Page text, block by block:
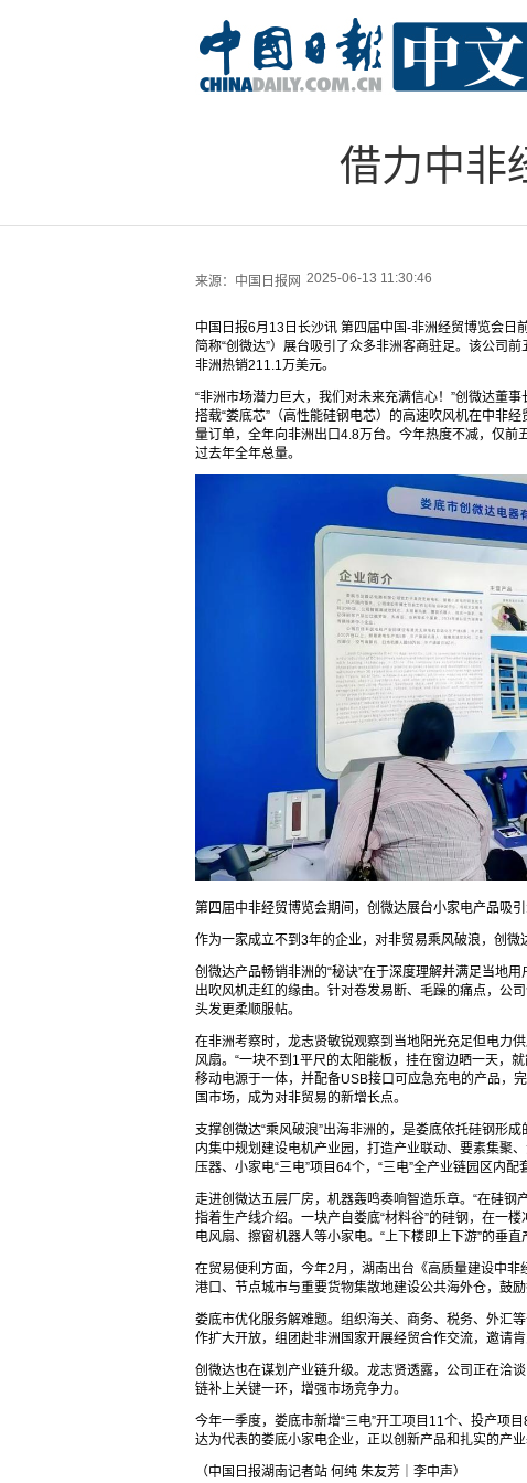
借力中非
来源： 中国日报网 2025-06-13 11:30:46
中国日报6月13日长沙讯 第四届中国-非洲经贸博览会日
简称“创微达”）展台吸引了众多非洲客商驻足。该公司
非洲热销211.1万美元。
“非洲市场潜力巨大，我们对未来充满信心！”创微达董
搭载“娄底芯”（高性能硅钢电芯）的高速吹风机在中非
量订单，全年向非洲出口4.8万台。今年热度不减，仅
过去年全年总量。
第四届中非经贸博览会期间，创微达展台小家电产品吸
作为一家成立不到3年的企业，对非贸易乘风破浪，创微
创微达产品畅销非洲的“秘诀”在于深度理解并满足当地
出吹风机走红的缘由。针对卷发易断、毛躁的痛点，公
头发更柔顺服帖。
在非洲考察时，龙志贤敏锐观察到当地阳光充足但电
风扇。“一块不到1平尺的太阳能板，挂在窗边晒一天，
移动电源于一体，并配备USB接口可应急充电的产品，
国市场，成为对非贸易的新增长点。
支撑创微达“乘风破浪”出海非洲的，是娄底依托硅钢形
内集中规划建设电机产业园，打造产业联动、要素集聚
压器、小家电“三电”项目64个，“三电”全产业链园区内
走进创微达五层厂房，机器轰鸣奏响智造乐章。“在硅钢
指着生产线介绍。一块产自娄底“材料谷”的硅钢，在一
电风扇、擦窗机器人等小家电。“上下楼即上下游”的垂
在贸易便利方面，今年2月，湖南出台《高质量建设中
港口、节点城市与重要货物集散地建设公共海外仓，鼓
娄底市优化服务解难题。组织海关、商务、税务、外汇
作扩大开放，组团赴非洲国家开展经贸合作交流，邀请
创微达也在谋划产业链升级。龙志贤透露，公司正在洽
链补上关键一环，增强市场竞争力。
今年一季度，娄底市新增“三电”开工项目11个、投产项
达为代表的娄底小家电企业，正以创新产品和扎实的产
（中国日报湖南记者站 何纯 朱友芳｜李中声）